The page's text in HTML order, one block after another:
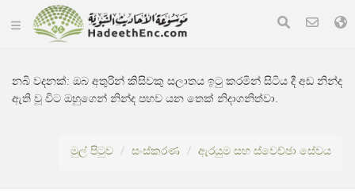
නබි වදනක්:ඔබ අතුරින් කිසිවකු සලාතය ඉටු කරමින් සිටිය දී අඩ නින්ද
ඇති වූ විට ඔහුගෙන් නින්ද පහව යන තෙක් නිදාගනිත්වා.
මුල් පිටුව සංස්කරණ ඇරයුම සහ ස්වෙච්ඡා සේවය